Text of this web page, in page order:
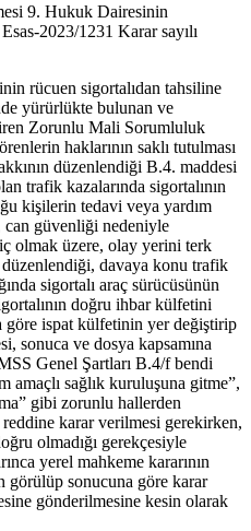
9. Hukuk Dairesinin
2023/1231 Karar sayılı
rücuen sigortalıdan tahsiline
yürürlükte bulunan ve
Zorunlu Mali Sorumluluk
haklarının saklı tutulması
düzenlendiği B.4. maddesi
trafik kazalarında sigortalının
kişilerin tedavi veya yardım
can güvenliği nedeniyle
olmak üzere, olay yerini terk
davaya konu trafik
sigortalı araç sürücüsünün
doğru ihbar külfetini
ispat külfetinin yer değiştirip
sonuca ve dosya kapsamına
Genel Şartları B.4/f bendi
amaçlı sağlık kuruluşuna gitme”,
gibi zorunlu hallerden
karar verilmesi gerekirken,
olmadığı gerekçesiyle
yerel mahkeme kararının
görülüp sonucuna göre karar
gönderilmesine kesin olarak